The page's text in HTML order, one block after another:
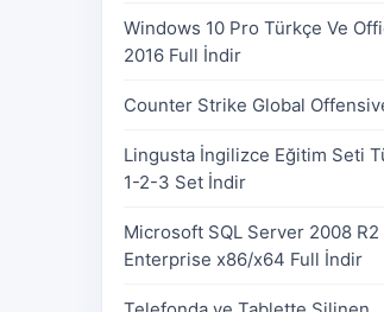
Windows 10 Pro Türkçe Ve
2016 Full İndir
Counter Strike Global
Lingusta İngilizce Eğitim Seti
1-2-3 Set İndir
Microsoft SQL Server 2008 R2
Enterprise x86/x64 Full İndir